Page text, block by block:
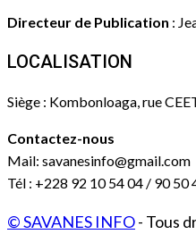
Directeur de Publication :
LOCALISATION
Siège : Kombonloaga, rue
Contactez-nous
Mail: savanesinfo@gmail.com
Tél : +228 92 10 54 04 / 90 50
© SAVANES INFO- Tous